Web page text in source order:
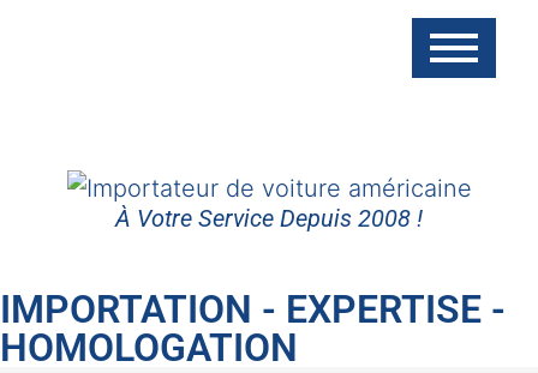
À Votre Service Depuis 2008 !
IMPORTATION - EXPERTISE -
HOMOLOGATION